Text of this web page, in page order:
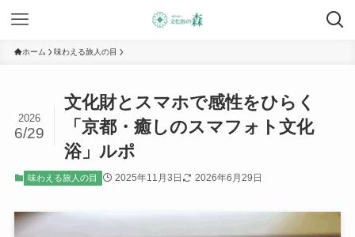
ホーム 味わえる旅人の目
文化財とスマホで感性をひらく
「京都・癒しのスマフォト文化
浴」ルポ
2026
6/29
味わえる旅人の目 2025年11月3日 2026年6月29日